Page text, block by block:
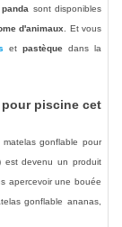
panda sont disponibles
d'animaux . Et vous
et pastèquedans la
piscine cet
matelas gonflable pour
est devenu un produit
apercevoir unebouée
gonflable ananas,